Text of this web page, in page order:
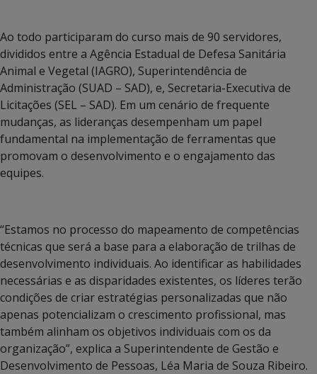
Ao todo participaram do curso mais de 90 servidores,
divididos entre a Agência Estadual de Defesa Sanitária
Animal e Vegetal (IAGRO), Superintendência de
Administração (SUAD – SAD), e, Secretaria-Executiva de
Licitações (SEL – SAD). Em um cenário de frequente
mudanças, as lideranças desempenham um papel
fundamental na implementação de ferramentas que
promovam o desenvolvimento e o engajamento das
equipes.
“Estamos no processo do mapeamento de competências
técnicas que será a base para a elaboração de trilhas de
desenvolvimento individuais. Ao identificar as habilidades
necessárias e as disparidades existentes, os líderes terão
condições de criar estratégias personalizadas que não
apenas potencializam o crescimento profissional, mas
também alinham os objetivos individuais com os da
organização”, explica a Superintendente de Gestão e
Desenvolvimento de Pessoas, Léa Maria de Souza Ribeiro.